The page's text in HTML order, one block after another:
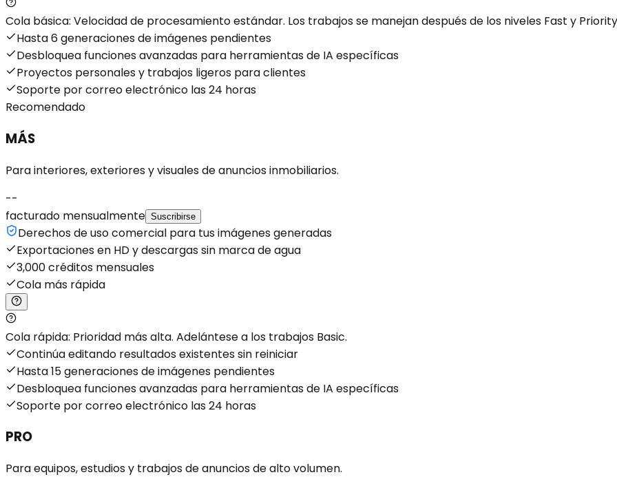
Cola básica: Velocidad de procesamiento estándar. Los trabajos se manejan después de los niveles Fast y
Hasta 6 generaciones de imágenes pendientes
Desbloquea funciones avanzadas para herramientas de IA específicas
Proyectos personales y trabajos ligeros para clientes
Soporte por correo electrónico las 24 horas
Recomendado
MÁS
Para interiores, exteriores y visuales de anuncios inmobiliarios.
--
facturado mensualmente Suscribirse
Derechos de uso comercial para tus imágenes generadas
Exportaciones en HD y descargas sin marca de agua
3,000 créditos mensuales
Cola más rápida
Cola rápida: Prioridad más alta. Adelántese a los trabajos Basic.
Continúa editando resultados existentes sin reiniciar
Hasta 15 generaciones de imágenes pendientes
Desbloquea funciones avanzadas para herramientas de IA específicas
Soporte por correo electrónico las 24 horas
PRO
Para equipos, estudios y trabajos de anuncios de alto volumen.